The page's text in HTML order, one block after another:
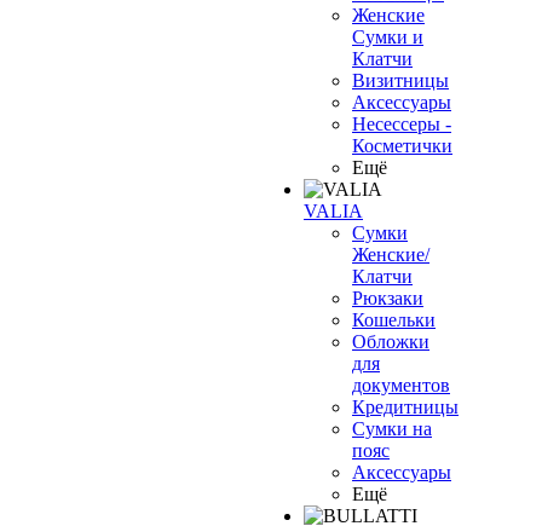
Женские
Сумки и
Клатчи
Визитницы
Аксессуары
Несессеры -
Косметички
Ещё
VALIA
Сумки
Женские/
Клатчи
Рюкзаки
Кошельки
Обложки
для
документов
Кредитницы
Сумки на
пояс
Аксессуары
Ещё